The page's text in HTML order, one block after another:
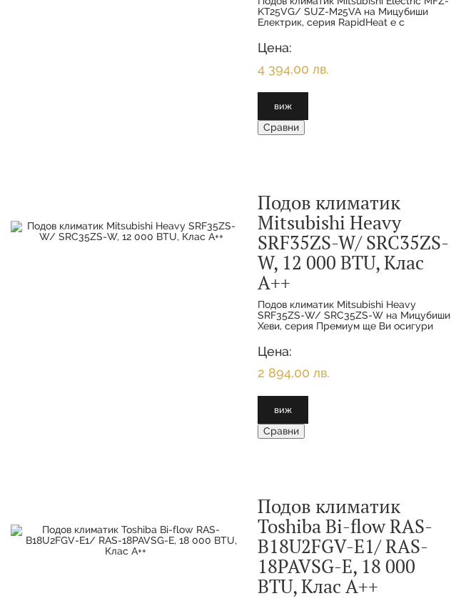
KT25VG/ SUZ-M25VA на Мицубиши
Електрик, серия RapidHeat е с
позволява частично вграждане. Това е
най-безшумната подова серия –
Цена:
4 394,00 лв.
виж
Сравни
Подов климатик
Mitsubishi Heavy
SRF35ZS-W/ SRC35ZS-
W, 12 000 BTU, Клас
А++
Подов климатик Mitsubishi Heavy
SRF35ZS-W/ SRC35ZS-W на Мицубиши
Хеви, серия Премиум ще Ви осигури
разпределение на въздуха. Климатикът
е с енергийна ефективност А++
Цена:
2 894,00 лв.
виж
Сравни
Подов климатик
Toshiba Bi-flow RAS-
B18U2FGV-E1/ RAS-
18PAVSG-E, 18 000
BTU, Клас А++